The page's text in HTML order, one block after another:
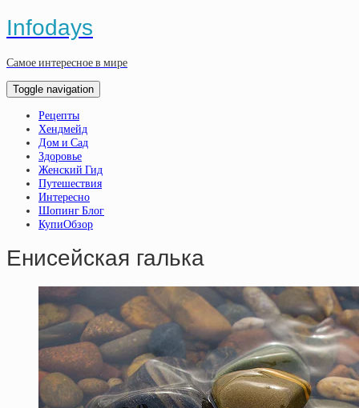
Infodays
Самое интересное в мире
Toggle navigation
Рецепты
Хендмейд
Дом и Сад
Здоровье
Женский Гид
Путешествия
Интересно
Шопинг Блог
КупиОбзор
Енисейская галька